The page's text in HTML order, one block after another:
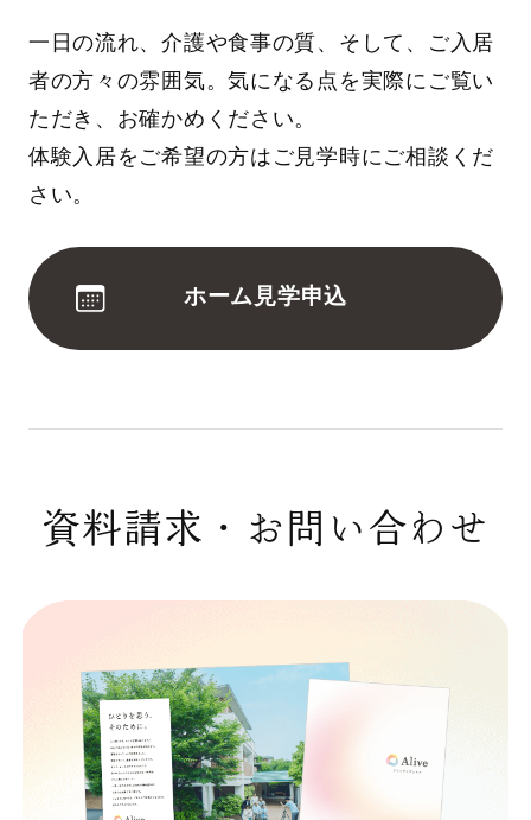
一日の流れ、介護や食事の質、そして、ご入居
者の方々の雰囲気。気になる点を実際にご覧い
ただき、お確かめください。
体験入居をご希望の方はご見学時にご相談くだ
さい。
ホーム見学申込
資料請求・お問い合わせ